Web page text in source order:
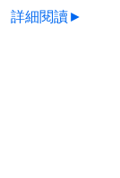
詳細閱讀►